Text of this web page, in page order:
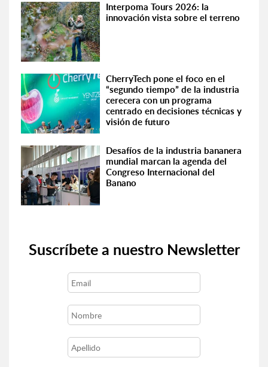
Interpoma Tours 2026: la
innovación vista sobre el terreno
CherryTech pone el foco en el
“segundo tiempo” de la industria
cerecera con un programa
centrado en decisiones técnicas y
visión de futuro
Desafíos de la industria bananera
mundial marcan la agenda del
Congreso Internacional del
Banano
Suscríbete a nuestro Newsletter